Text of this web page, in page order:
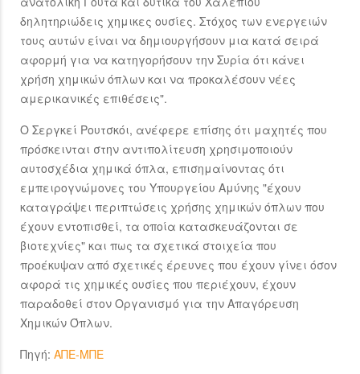
δηλητηριώδεις χημικες ουσίες. Στόχος των ενεργειών
τους αυτών είναι να δημιουργήσουν μια κατά σειρά
αφορμή για να κατηγορήσουν την Συρία ότι κάνει
χρήση χημικών όπλων και να προκαλέσουν νέες
αμερικανικές επιθέσεις".
Ο Σεργκεί Ρουτσκόι, ανέφερε επίσης ότι μαχητές που
πρόσκεινται στην αντιπολίτευση χρησιμοποιούν
αυτοσχέδια χημικά όπλα, επισημαίνοντας ότι
εμπειρογνώμονες του Υπουργείου Αμύνης "έχουν
καταγράψει περιπτώσεις χρήσης χημικών όπλων που
έχουν εντοπισθεί, τα οποία κατασκευάζονται σε
βιοτεχνίες" και πως τα σχετικά στοιχεία που
προέκυψαν από σχετικές έρευνες που έχουν γίνει όσον
αφορά τις χημικές ουσίες που περιέχουν, έχουν
παραδοθεί στον Οργανισμό για την Απαγόρευση
Χημικών Όπλων.
Πηγή: ΑΠΕ-ΜΠΕ